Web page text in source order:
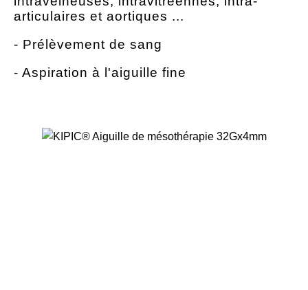
articulaires et aortiques ...
- Prélèvement de sang
- Aspiration à l'aiguille fine